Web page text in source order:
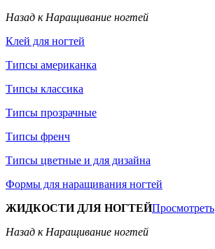
Назад к Наращивание ногтей
Клей для ногтей
Типсы американка
Типсы классика
Типсы прозрачные
Типсы френч
Типсы цветные и для дизайна
Формы для наращивания ногтей
ЖИДКОСТИ ДЛЯ НОГТЕЙПросмотреть
Назад к Наращивание ногтей